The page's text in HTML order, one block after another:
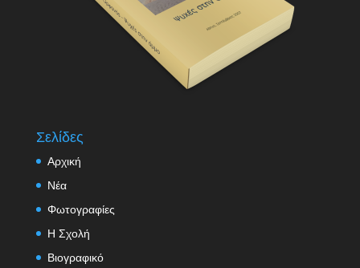
Σελίδες
Αρχική
Νέα
Φωτογραφίες
Η Σχολή
Βιογραφικό